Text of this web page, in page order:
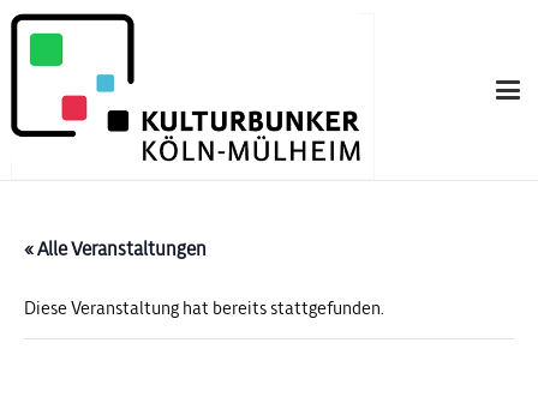
« Alle Veranstaltungen
Diese Veranstaltung hat bereits stattgefunden.